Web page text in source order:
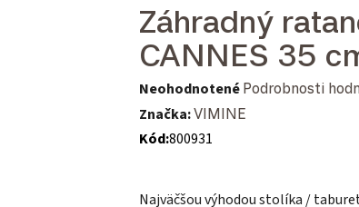
Záhradný
CANNES 35
Priemerné hodnotenie produktu je
Neohodnotené Podrobnosti
Značka:VIMINE
Kód:800931
Najväčšou výhodou stolíka /